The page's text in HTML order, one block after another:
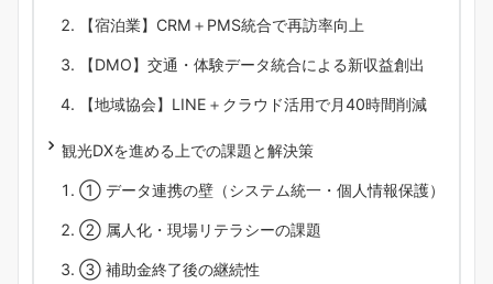
【宿泊業】CRM＋PMS統合で再訪率向上
【DMO】交通・体験データ統合による新収益創出
【地域協会】LINE＋クラウド活用で月40時間削減
観光DXを進める上での課題と解決策
① データ連携の壁（システム統一・個人情報保護）
② 属人化・現場リテラシーの課題
③ 補助金終了後の継続性